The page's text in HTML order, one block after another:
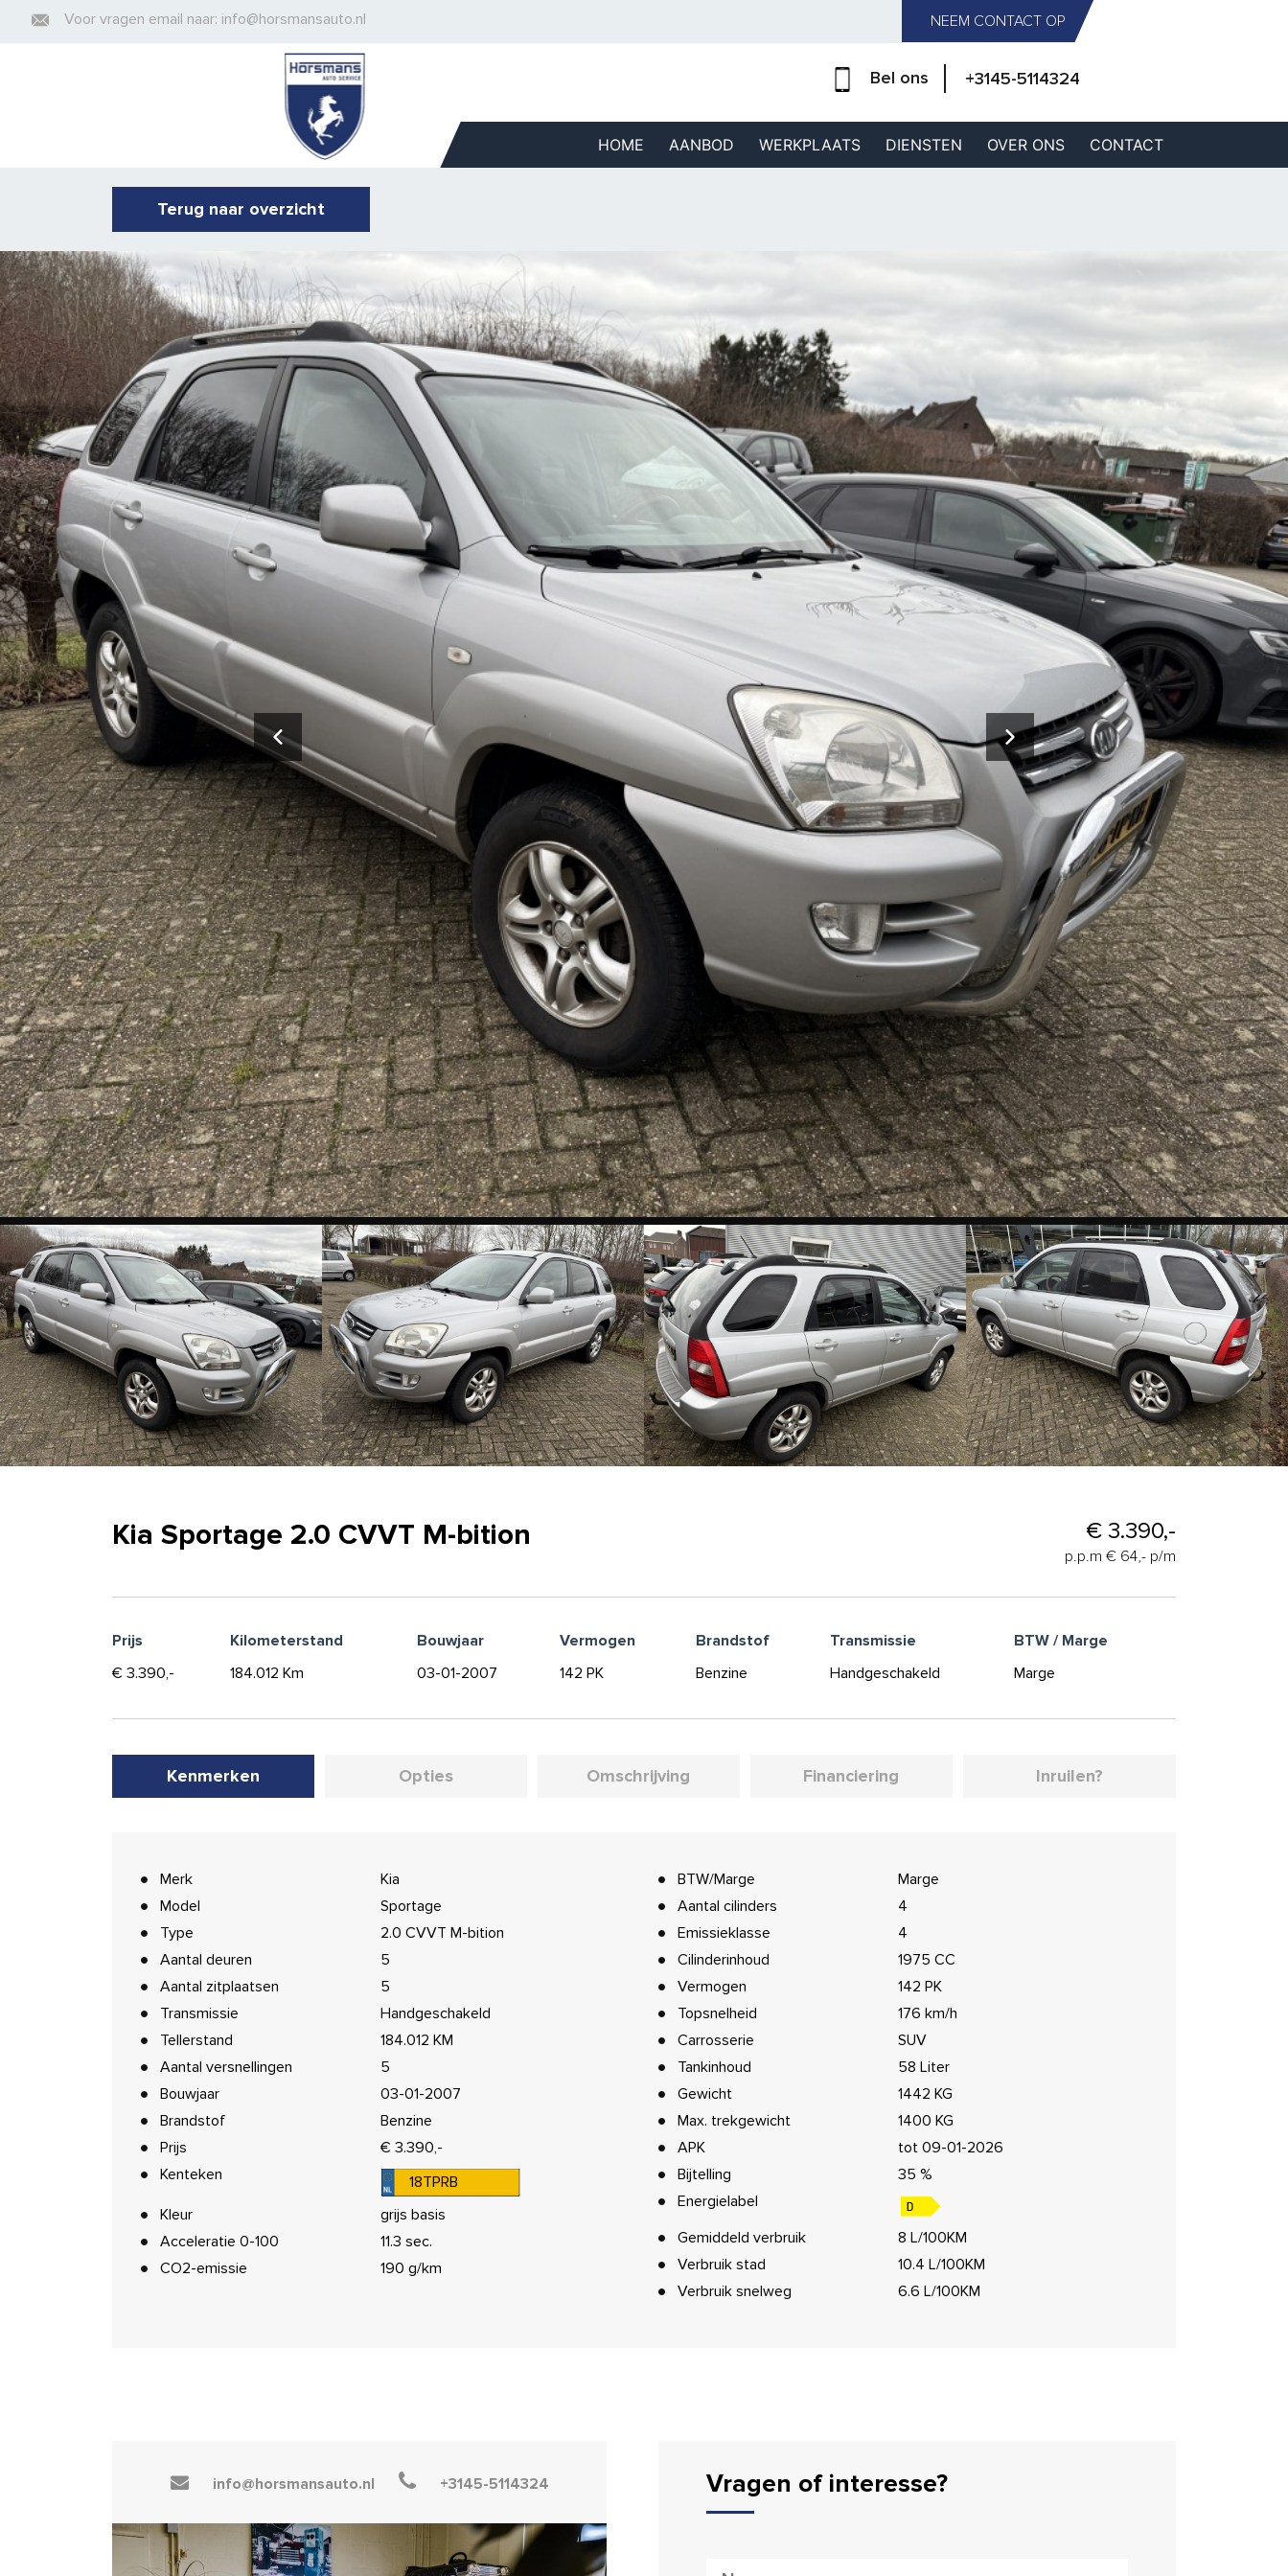
Voor vragen email naar: info@horsmansauto.nl NEEM CONTACT OP
Bel ons +3145-5114324
HOME AANBOD WERKPLAATS DIENSTEN OVER ONS CONTACT
Terug naar overzicht
Kia Sportage 2.0 CVVT M-bition € 3.390,-
p.p.m € 64,- p/m
Prijs Kilometerstand Bouwjaar Vermogen Brandstof Transmissie
BTW / Marge
€ 3.390,-
184.012 Km 03-01-2007 142 PK Benzine Handgeschakeld Marge
Kenmerken Opties Omschrijving Financiering Inruilen?
Merk
Kia
Model
Sportage
Type
2.0 CVVT M-bition
Aantal deuren
5
Aantal zitplaatsen
5
Transmissie
Handgeschakeld
Tellerstand
184.012 KM
Aantal versnellingen
5
Bouwjaar
03-01-2007
Brandstof
Benzine
Prijs
€ 3.390,-
Kenteken
18TPRB
Kleur
grijs basis
Acceleratie 0-100
11.3 sec.
CO2-emissie
190 g/km
BTW/Marge
Marge
Aantal cilinders
4
Emissieklasse
4
Cilinderinhoud
1975 CC
Vermogen
142 PK
Topsnelheid
176 km/h
Carrosserie
SUV
Tankinhoud
58 Liter
Gewicht
1442 KG
Max. trekgewicht
1400 KG
APK
tot 09-01-2026
Bijtelling
35 %
Energielabel
Gemiddeld verbruik
8 L/100KM
Verbruik stad
10.4 L/100KM
Verbruik snelweg
6.6 L/100KM
info@horsmansauto.nl +3145-5114324 Vragen of interesse?